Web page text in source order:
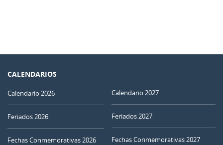
CALENDARIOS
Calendario 2026
Feriados 2026
Fechas Conmemorativas 2026
Calendario 2027
Feriados 2027
Fechas Conmemorativas 2027